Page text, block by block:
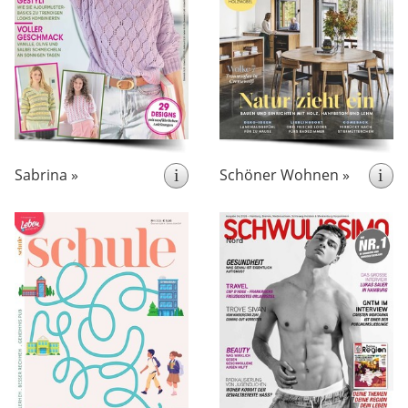
Sabrina » i
als 30 tolle Strickmaschen
zum Nachmachen.
Schöner Wohnen » i
Wohnzeitschrift.
Schöner
Wohnen
bringt
kreative
Wohn-Anregungen
mit
wunderschönen Fotos. Dazu
Wohn-Reportagen, Lifestyle-
Berichte und praktische
Hinweise von
Innenarchitekten.
erscheint 4x pro Jahr
„Schule” ist das
Bildungsmagazin für
engagierte Eltern von
Schulkindern.
Die
Zeitschrift konzentriert sich
auf das Thema „Schule und
Umfeld”.
erscheint monatlich
SCHWULISSIMO ist das
monatliche Lifestyle-
Magazin für die ganze
LGBTQI+ Community.
Die
Leser finden darin aktuelle
politische Nachrichten aus
dem LGBT-Bereich, Klatsch